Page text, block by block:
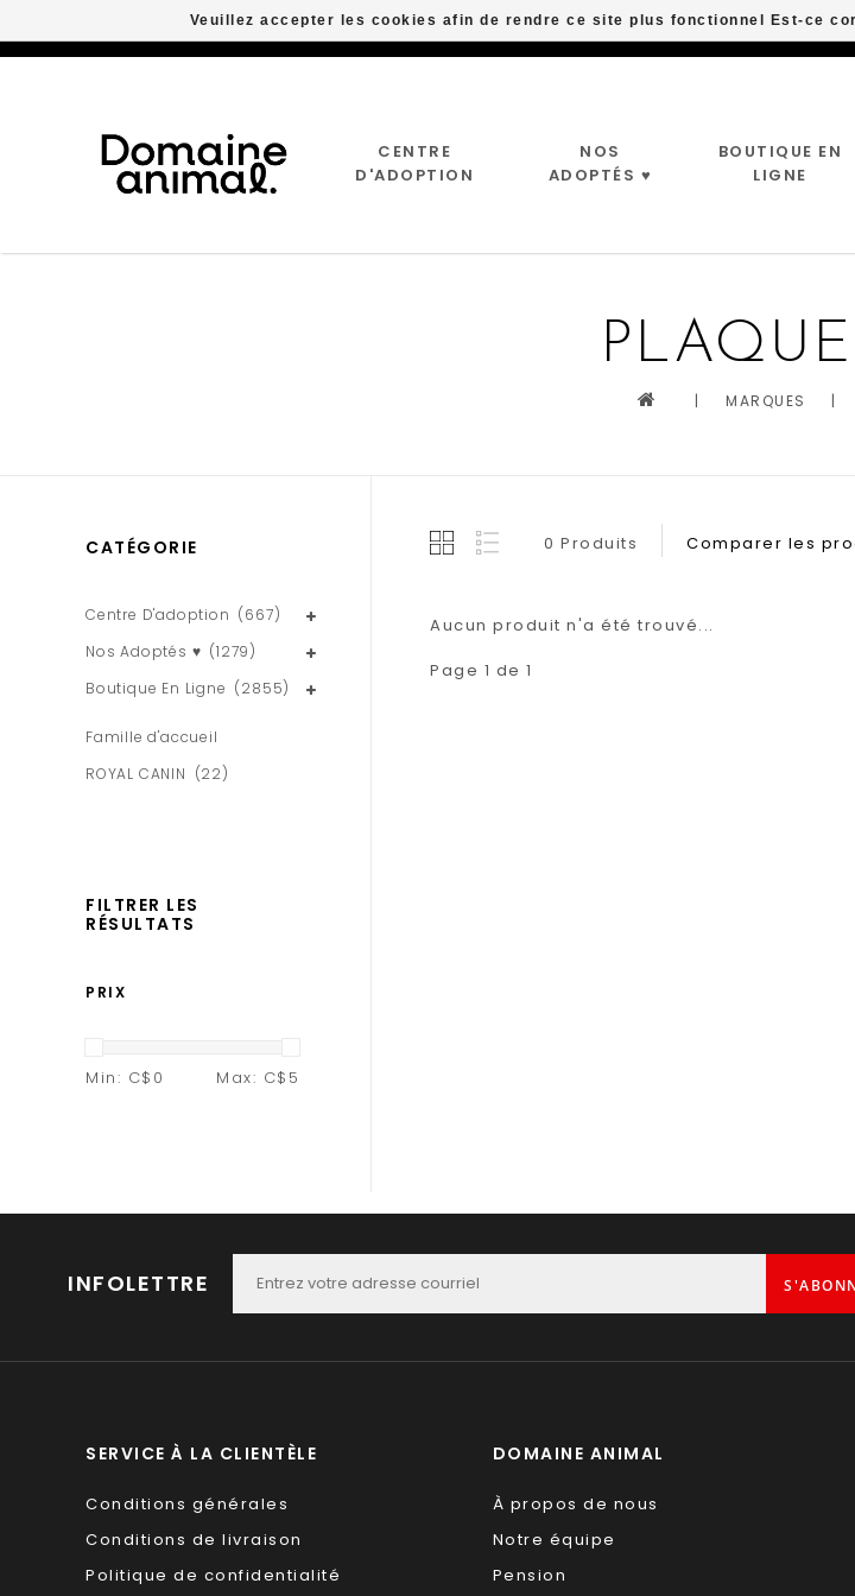
CENTRE
D'ADOPTION
NOS
ADOPTÉS ♥
BOUTIQUE EN
LIGNE
| MARQUES |
CATÉGORIE
Centre D'adoption (667)
Nos Adoptés ♥ (1279)
Boutique En Ligne (2855)
Famille d'accueil
ROYAL CANIN (22)
FILTRER LES
RÉSULTATS
PRIX
Min: C$ 0 Max: C$ 5
0 Produits Comparer les
Aucun produit n'a été trouvé...
Page 1 de 1
INFOLETTRE
SERVICE À LA CLIENTÈLE
Conditions générales
Conditions de livraison
Politique de confidentialité
DOMAINE ANIMAL
À propos de nous
Notre équipe
Pension
Veuillez accepter les cookies afin de rendre ce site plus fonctionnel Est-ce
Livraison gratuite à